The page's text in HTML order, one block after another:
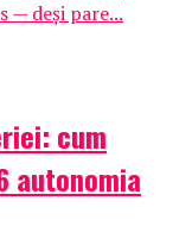
— deși pare...
cum
autonomia